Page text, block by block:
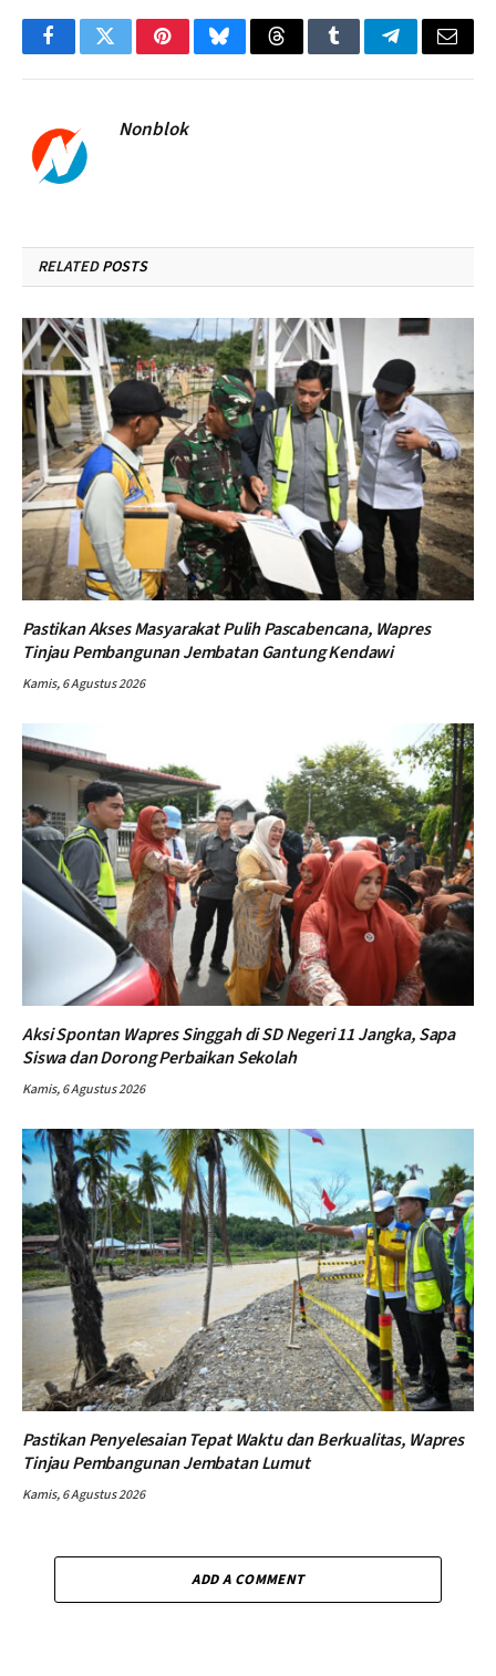
FacebookTwitterPinterestBlueskyThreadsTumblrTelegramEmail
Nonblok
RELATEDPOSTS
Pastikan Akses Masyarakat Pulih Pascabencana, Wapres
Tinjau Pembangunan Jembatan Gantung Kendawi
Kamis, 6 Agustus 2026
Aksi Spontan Wapres Singgah di SD Negeri 11 Jangka, Sapa
Siswa dan Dorong Perbaikan Sekolah
Kamis, 6 Agustus 2026
Pastikan Penyelesaian Tepat Waktu dan Berkualitas, Wapres
Tinjau Pembangunan Jembatan Lumut
Kamis, 6 Agustus 2026
ADD A COMMENT